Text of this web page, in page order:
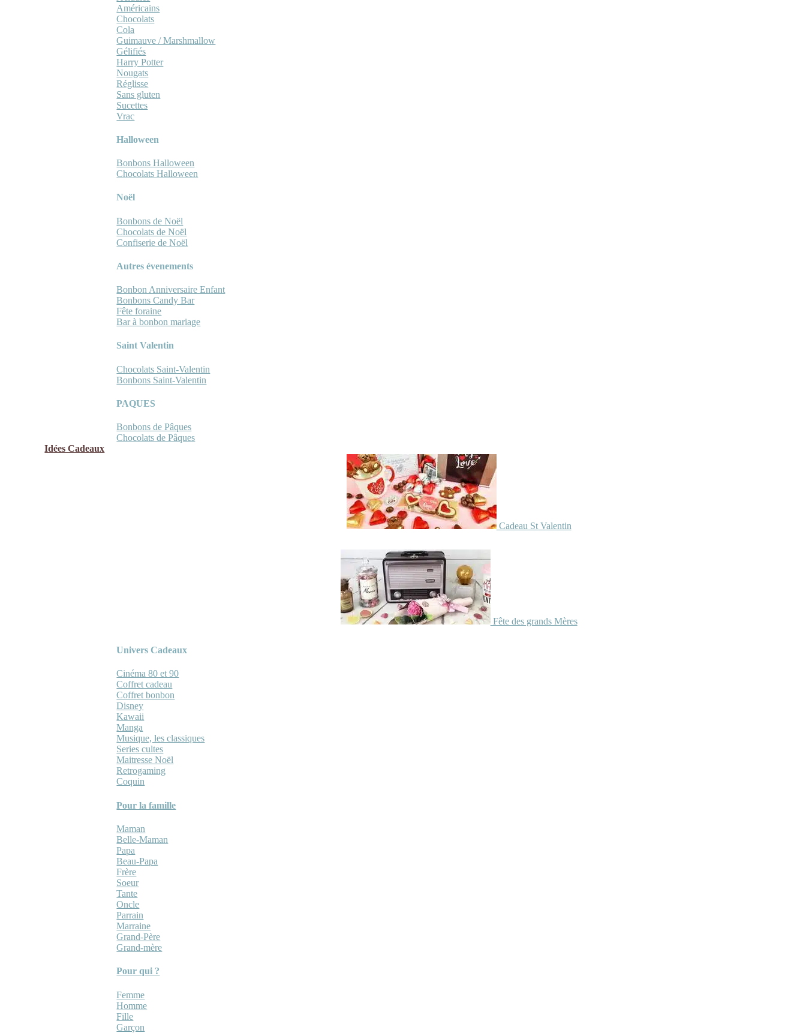
Américains
Chocolats
Cola
Guimauve / Marshmallow
Gélifiés
Harry Potter
Nougats
Réglisse
Sans gluten
Sucettes
Vrac
Halloween
Bonbons Halloween
Chocolats Halloween
Noël
Bonbons de Noël
Chocolats de Noël
Confiserie de Noël
Autres évenements
Bonbon Anniversaire Enfant
Bonbons Candy Bar
Fête foraine
Bar à bonbon mariage
Saint Valentin
Chocolats Saint-Valentin
Bonbons Saint-Valentin
PAQUES
Bonbons de Pâques
Chocolats de Pâques
Idées Cadeaux
Cadeau St Valentin
Fête des grands Mères
Univers Cadeaux
Cinéma 80 et 90
Coffret cadeau
Coffret bonbon
Disney
Kawaii
Manga
Musique, les classiques
Series cultes
Maitresse Noël
Retrogaming
Coquin
Pour la famille
Maman
Belle-Maman
Papa
Beau-Papa
Frère
Soeur
Tante
Oncle
Parrain
Marraine
Grand-Père
Grand-mère
Pour qui ?
Femme
Homme
Fille
Garçon